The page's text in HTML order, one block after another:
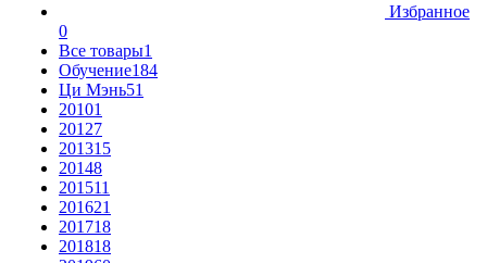
Избранное
0
Все товары1
Обучение184
Ци Мэнь51
20101
20127
201315
20148
201511
201621
201718
201818